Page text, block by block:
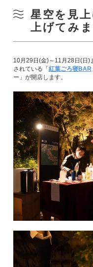
星空を見
上げてみ
10月29日(金)～11月28日(日)
されている「紅葉ごろ寝BAR
ー」が開店します。